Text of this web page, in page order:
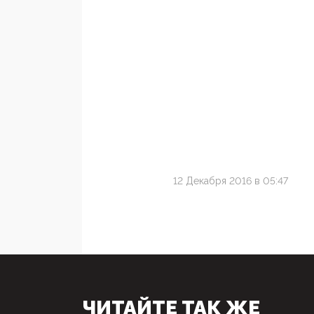
12 Декабря 2016 в 05:47
ЧИТАЙТЕ ТАК ЖЕ